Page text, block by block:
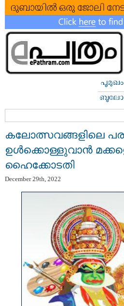
കലോത്സവങ്ങളിലെ
ഉൾക്കൊള്ളുവാൻ
ഹൈക്കോടതി
December 29th, 2022